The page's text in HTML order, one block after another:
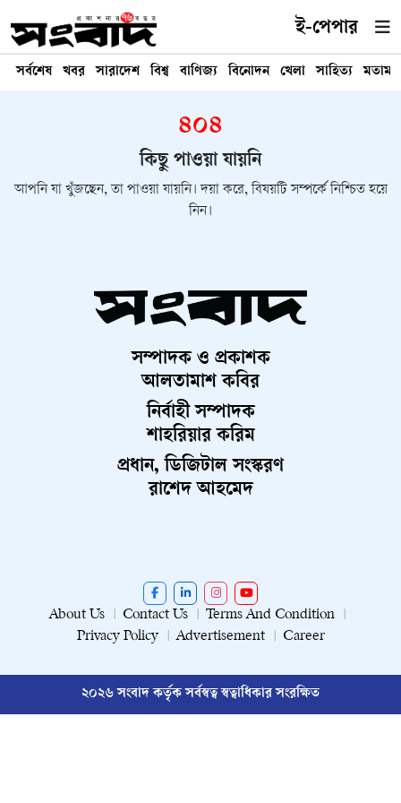
ই-পেপার
সর্বশেষ খবর সারাদেশ বিশ্ব বাণিজ্য বিনোদন খেলা সাহিত্য মতামত
৪০৪
কিছু পাওয়া যায়নি
আপনি যা খুঁজছেন, তা পাওয়া যায়নি। দয়া করে, বিষয়টি সম্পর্কে নিশ্চিত হয়ে
নিন।
সম্পাদক ও প্রকাশক
আলতামাশ কবির
নির্বাহী সম্পাদক
শাহরিয়ার করিম
প্রধান, ডিজিটাল সংস্করণ
রাশেদ আহমেদ
About Us Contact Us
Terms And Condition
Privacy Policy
Advertisement Career
২০২৬ সংবাদ কর্তৃক সর্বস্বত্ব স্বত্বাধিকার সংরক্ষিত